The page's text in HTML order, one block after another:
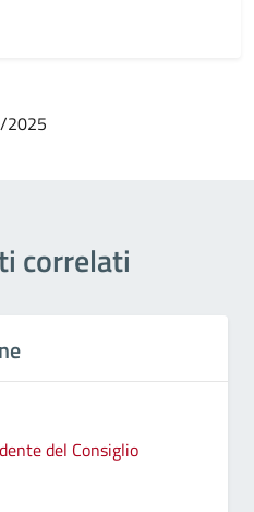
correlati
del Consiglio